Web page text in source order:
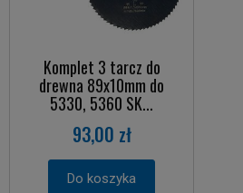
Komplet 3 tarcz do
drewna 89x10mm do
5330, 5360 SK...
93,00 zł
Do koszyka